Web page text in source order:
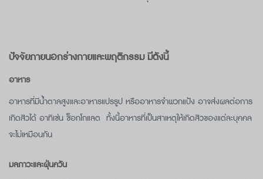
ปัจจัยภายนอกร่างกายและพฤติกรรม มีดังนี้
อาหาร
อาหารที่มีน้ำตาลสูงและอาหารแปรรูป หรืออาหารจำพวกแป้ง อาจส่งผลต่อการ
เกิดสิวได้ อาทิเช่น ช็อกโกแลต ทั้งนี้อาหารที่เป็นสาเหตุให้เกิดสิวของแต่ละบุคคล
จะไม่เหมือนกัน
มลภาวะและฝุ่นควัน